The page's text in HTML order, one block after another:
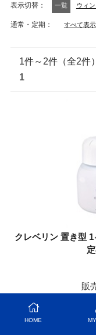
表示切替 一覧 ウィ
通常・定期 すべて表示
1件～2件（
1
クレベリン 置き型
販
定期
HOME